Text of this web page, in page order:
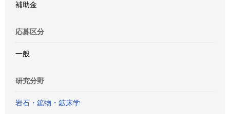
補助金
応募区分
一般
研究分野
岩石・鉱物・鉱床学